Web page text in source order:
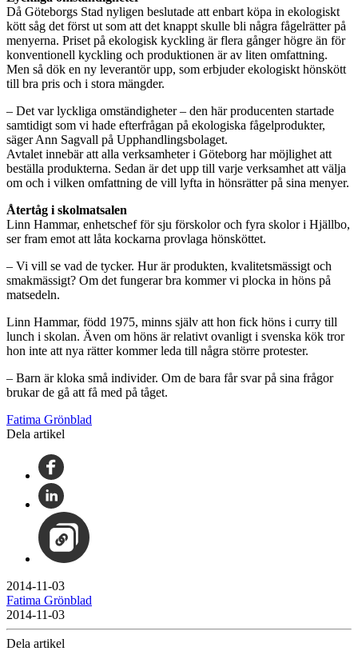
Då Göteborgs Stad nyligen beslutade att enbart köpa in ekologiskt
kött såg det först ut som att det knappt skulle bli några fågelrätter på
menyerna. Priset på ekologisk kyckling är flera gånger högre än för
konventionell kyckling och produktionen är av liten omfattning.
Men så dök en ny leverantör upp, som erbjuder ekologiskt hönskött
till bra pris och i stora mängder.
– Det var lyckliga omständigheter – den här producenten startade
samtidigt som vi hade efterfrågan på ekologiska fågelprodukter,
säger Ann Sagvall på Upphandlingsbolaget.
Avtalet innebär att alla verksamheter i Göteborg har möjlighet att
beställa produkterna. Sedan är det upp till varje verksamhet att välja
om och i vilken omfattning de vill lyfta in hönsrätter på sina menyer.
Återtåg i skolmatsalen
Linn Hammar, enhetschef för sju förskolor och fyra skolor i Hjällbo,
ser fram emot att låta kockarna provlaga hönsköttet.
– Vi vill se vad de tycker. Hur är produkten, kvalitetsmässigt och
smakmässigt? Om det fungerar bra kommer vi plocka in höns på
matsedeln.
Linn Hammar, född 1975, minns själv att hon fick höns i curry till
lunch i skolan. Även om höns är relativt ovanligt i svenska kök tror
hon inte att nya rätter kommer leda till några större protester.
– Barn är kloka små individer. Om de bara får svar på sina frågor
brukar de gå att få med på tåget.
Fatima Grönblad
Dela artikel
2014-11-03
Fatima Grönblad
2014-11-03
Dela artikel